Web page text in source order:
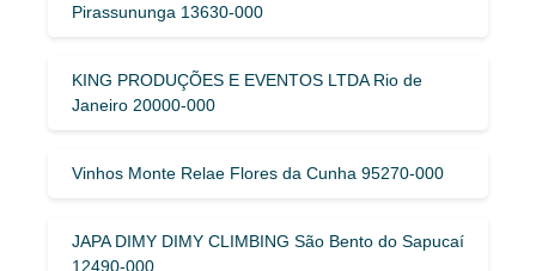
Pirassununga 13630-000
KING PRODUÇÕES E EVENTOS LTDA Rio de
Janeiro 20000-000
Vinhos Monte Relae Flores da Cunha 95270-000
JAPA DIMY DIMY CLIMBING São Bento do Sapucaí
12490-000